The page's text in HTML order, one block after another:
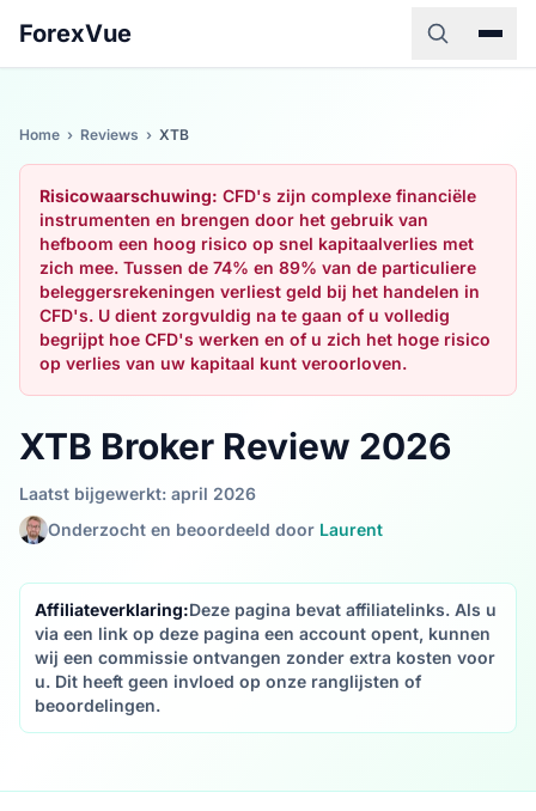
ForexVue
Home › Reviews › XTB
Risicowaarschuwing: CFD's zijn complexe financiële
instrumenten en brengen door het gebruik van
hefboom een hoog risico op snel kapitaalverlies met
zich mee. Tussen de 74% en 89% van de particuliere
beleggersrekeningen verliest geld bij het handelen in
CFD's. U dient zorgvuldig na te gaan of u volledig
begrijpt hoe CFD's werken en of u zich het hoge risico
op verlies van uw kapitaal kunt veroorloven.
XTB Broker Review 2026
Laatst bijgewerkt: april 2026
Onderzocht en beoordeeld door Laurent
Affiliateverklaring:Deze pagina bevat affiliatelinks. Als u
via een link op deze pagina een account opent, kunnen
wij een commissie ontvangen zonder extra kosten voor
u. Dit heeft geen invloed op onze ranglijsten of
beoordelingen.